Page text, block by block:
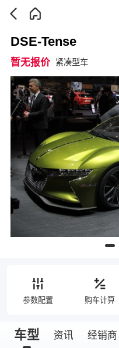
DSE-Tense
暂无报价 紧凑型车
参数配置 购车计算
车型 资讯 经销商